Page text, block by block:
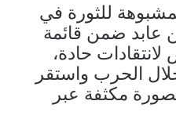
للثورة في
عابد ضمن قائمة
حادة،
الحرب واستقر
مكثفة عبر